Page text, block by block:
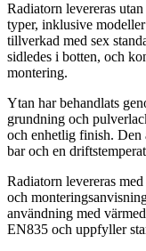
Radiatorn levereras
typer, inklusive
tillverkad med sex
sidledes i botten, och
montering.
Ytan har behandlats
grundning och
och enhetlig finish. Den
bar och en
Radiatorn levereras
och
användning med
EN835 och uppfyller